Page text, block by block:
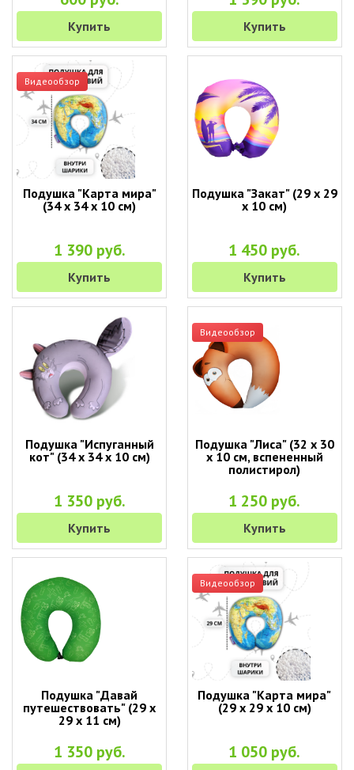
Купить Купить
Видеообзор
Подушка "Карта мира"
(34 х 34 х 10 см)
1 390 руб.
Купить
Подушка "Закат" (29 х 29
х 10 см)
1 450 руб.
Купить
Подушка "Испуганный
кот" (34 х 34 х 10 см)
1 350 руб.
Купить
Видеообзор
Подушка "Лиса" (32 х 30
х 10 см, вспененный
полистирол)
1 250 руб.
Купить
Подушка "Давай
путешествовать" (29 х
29 х 11 см)
1 350 руб.
Видеообзор
Подушка "Карта мира"
(29 х 29 х 10 см)
1 050 руб.